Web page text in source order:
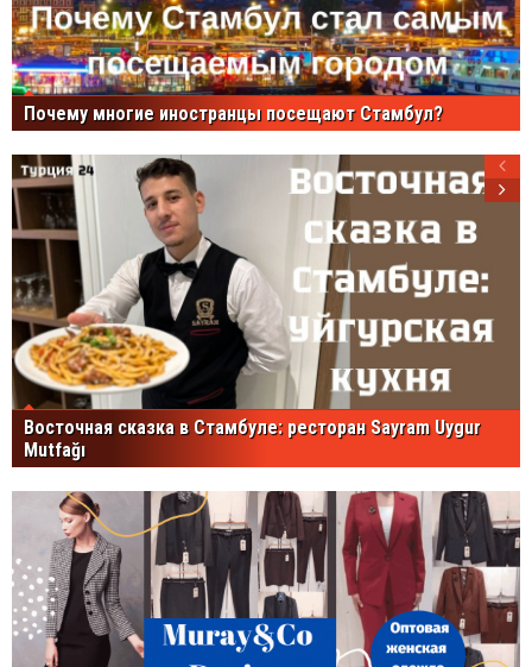
Почему многие иностранцы посещают Стамбул?
Восточная сказка в Стамбуле: ресторан Sayram Uygur
Mutfağı